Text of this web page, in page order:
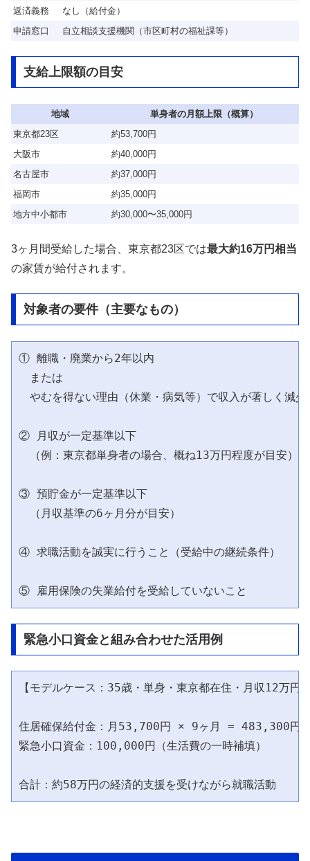
返済義務
なし（給付金）
申請窓口
自立相談支援機関（市区町村の福祉課等）
支給上限額の目安
地域
単身者の月額上限（概算）
東京都23区
約53,700円
大阪市
約40,000円
名古屋市
約37,000円
福岡市
約35,000円
地方中小都市
約30,000〜35,000円
3ヶ月間受給した場合、東京都23区では最大約16万円相当
の家賃が給付されます。
対象者の要件（主要なもの）
① 離職・廃業から2年以内
または
やむを得ない理由（休業・病気等）で収入が著しく減少
② 月収が一定基準以下
（例：東京都単身者の場合、概ね13万円程度が目安）
③ 預貯金が一定基準以下
（月収基準の6ヶ月分が目安）
④ 求職活動を誠実に行うこと（受給中の継続条件）
緊急小口資金と組み合わせた活用例
【モデルケース：35歳・単身・東京都在住・月収12万円
住居確保給付金：月53,700円 × 9ヶ月 = 483,300円
緊急小口資金：100,000円（生活費の一時補填）